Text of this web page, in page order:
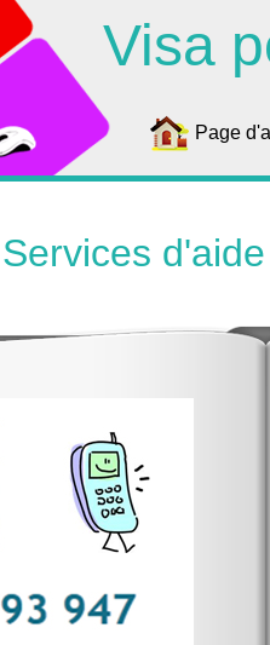
Visa
Page
Services d'aide